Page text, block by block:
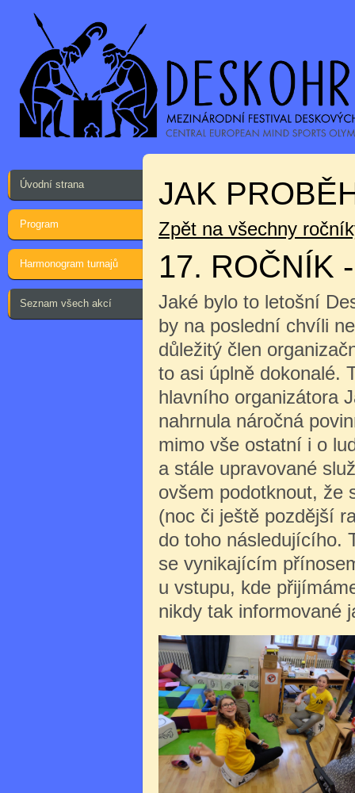
Úvodní strana
Program
Harmonogram turnajů
Seznam všech akcí
JAK
Zpět na všechny
17. ROČNÍK
Jaké bylo to letošní
by na poslední chvíli
důležitý člen
to asi úplně dokonalé.
hlavního organizátora
nahrnula náročná
mimo vše ostatní i o
a stále upravované
ovšem podotknout, že
(noc či ještě pozdější
do toho následujícího.
se vynikajícím
u vstupu, kde
nikdy tak informované